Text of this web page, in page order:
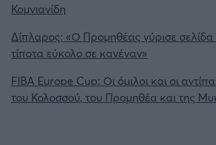
Κομνιανίδη
Δίπλαρος: «Ο Προμηθέας γύρισε σελίδα
τίποτα εύκολο σε κανέναν»
FIBA Europe Cup: Οι όμιλοι και οι
του Κολοσσού, του Προμηθέα και της